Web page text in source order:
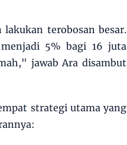
terobosan besar.
5% bagi 16 juta
jawab Ara disambut
strategi utama yang